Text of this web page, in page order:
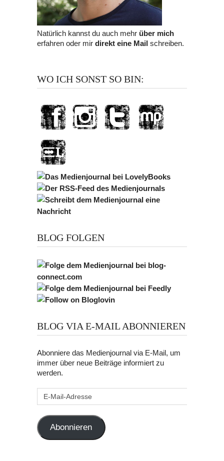
Natürlich kannst du auch mehr über mich
erfahren oder mir direkt eine Mailschreiben.
WO ICH SONST SO BIN:
BLOG FOLGEN
BLOG VIA E-MAIL ABONNIEREN
Abonniere das Medienjournal via E-Mail, um
immer über neue Beiträge informiert zu
werden.
Abonnieren